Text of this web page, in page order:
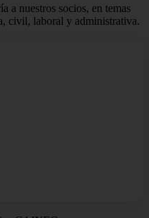
a nuestros socios, en temas
civil, laboral y administrativa.